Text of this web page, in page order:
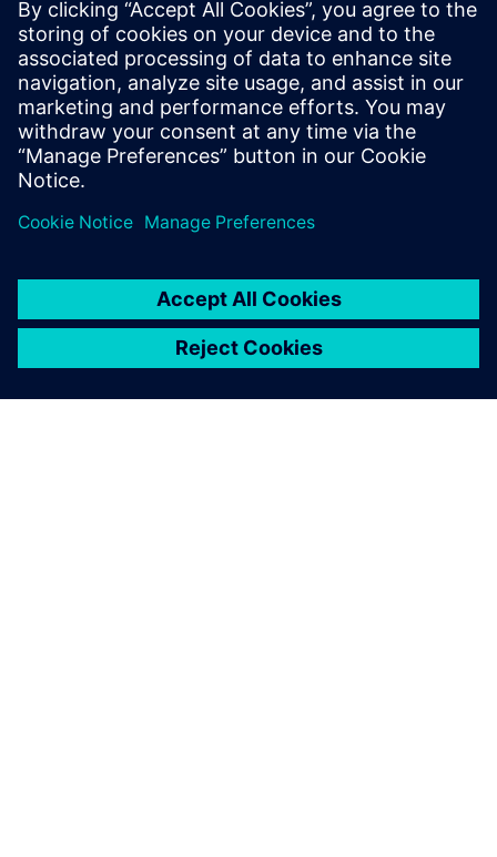
Equipo de relaciones públicas de Siemens Digital Industries
Software
Email: press.software.sisw@siemens.com